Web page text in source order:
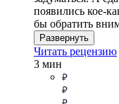
появились кое-
бы обратить
Развернуть
Читать рецензию
3 мин